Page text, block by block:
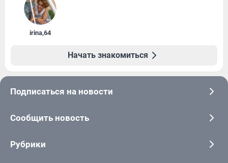
irina,64
Начать знакомиться
Подписаться на новости
Сообщить новость
Рубрики